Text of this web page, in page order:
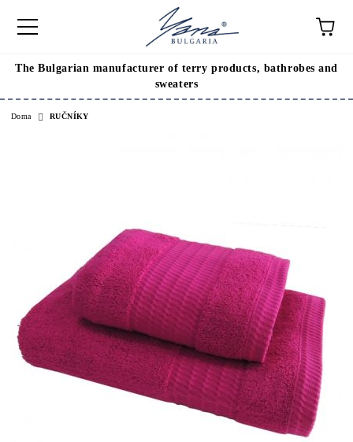
The Bulgarian manufacturer of terry products, bathrobes and
sweaters
Doma RUČNÍKY